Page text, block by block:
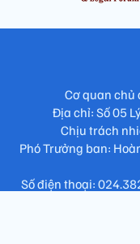
Cơ quan chủ
Địa chỉ: Số 05
Chịu trách
Phó Trưởng ban:
Số điện thoại: